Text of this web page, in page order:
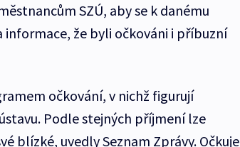
SZÚ, aby se k danému
že byli očkováni i příbuzní
očkování, v nichž figurují
Podle stejných příjmení lze
blízké, uvedly Seznam Zprávy. Očkuje